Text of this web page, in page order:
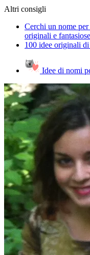
Altri consigli
Cerchi un nome
originali e
100 idee originali
Idee di nomi